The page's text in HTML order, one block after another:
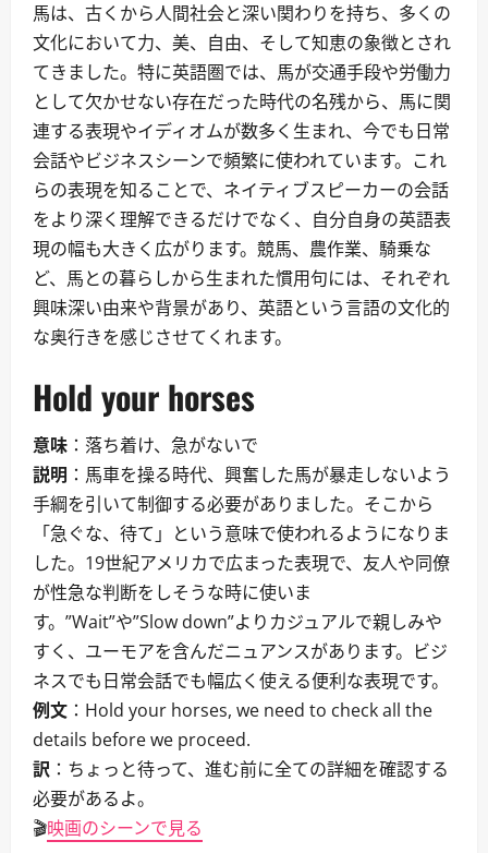
馬は、古くから人間社会と深い関わりを持ち、多くの
文化において力、美、自由、そして知恵の象徴とされ
てきました。特に英語圏では、馬が交通手段や労働力
として欠かせない存在だった時代の名残から、馬に関
連する表現やイディオムが数多く生まれ、今でも日常
会話やビジネスシーンで頻繁に使われています。これ
らの表現を知ることで、ネイティブスピーカーの会話
をより深く理解できるだけでなく、自分自身の英語表
現の幅も大きく広がります。競馬、農作業、騎乗な
ど、馬との暮らしから生まれた慣用句には、それぞれ
興味深い由来や背景があり、英語という言語の文化的
な奥行きを感じさせてくれます。
Hold your horses
意味 ：落ち着け、急がないで
説明 ：馬車を操る時代、興奮した馬が暴走しないよう
手綱を引いて制御する必要がありました。そこから
「急ぐな、待て」という意味で使われるようになりま
した。19世紀アメリカで広まった表現で、友人や同僚
が性急な判断をしそうな時に使いま
す。”Wait”や”Slow down”よりカジュアルで親しみや
すく、ユーモアを含んだニュアンスがあります。ビジ
ネスでも日常会話でも幅広く使える便利な表現です。
例文 ：Hold your horses, we need to check all the
details before we proceed.
訳 ：ちょっと待って、進む前に全ての詳細を確認する
必要があるよ。
🎬映画のシーンで見る